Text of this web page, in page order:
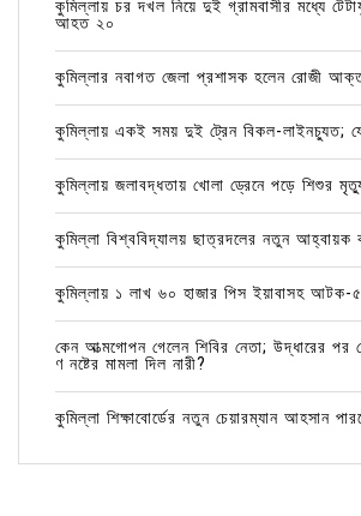
কুমিল্লায় চর দখল নিয়ে দুই গ্রামবাসীর মধ্যে
আহত ২০
কুমিল্লার নবাগত জেলা প্রশাসক হলেন রোজী
কুমিল্লায় একই সময় দুই ট্রেন বিকল-লাইনচ্যুত;
কুমিল্লায় জলাবদ্ধতায় খোলা ড্রেনে পড়ে শিশুর
কুমিল্লা বিশ্ববিদ্যালয় ছাত্রদলের নতুন আহ্বায়ক
কুমিল্লায় ১ লাখ ৬০ হাজার পিস ইয়াবাসহ আটক-৫
কেন আত্মগোপন গেলেন শিবির নেতা; উদ্ধারের
ণ নষ্টের মামলা দিল নারী?
কুমিল্লা শিক্ষাবোর্ডের নতুন চেয়ারম্যান আহসান